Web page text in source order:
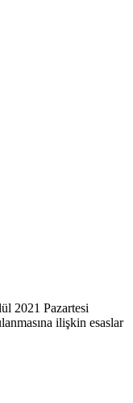
2021 Pazartesi
ilişkin esaslar